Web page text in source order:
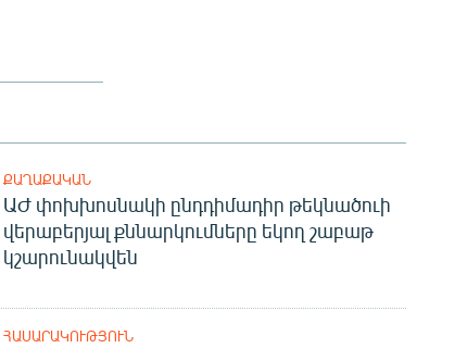
ՔԱՂԱՔԱԿԱՆ
ԱԺ փոխխոսնակի ընդդիմադիր թեկնածուի
վերաբերյալ քննարկումները եկող շաբաթ
կշարունակվեն
ՀԱՍԱՐԱԿՈՒԹՅՈՒՆ